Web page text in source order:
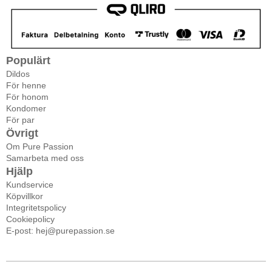
Populärt
Dildos
För henne
För honom
Kondomer
För par
Övrigt
Om Pure Passion
Samarbeta med oss
Hjälp
Kundservice
Köpvillkor
Integritetspolicy
Cookiepolicy
E-post: hej@purepassion.se